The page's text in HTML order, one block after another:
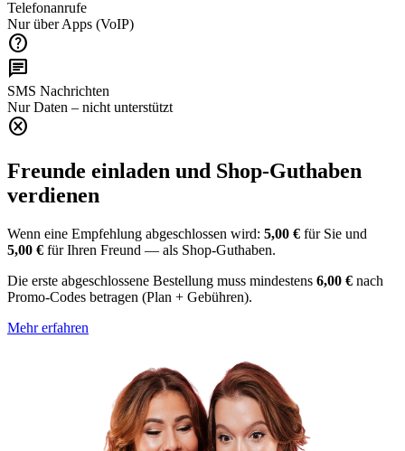
Telefonanrufe
Nur über Apps (VoIP)
help
chat
SMS Nachrichten
Nur Daten – nicht unterstützt
cancel
Freunde einladen und Shop-Guthaben
verdienen
Wenn eine Empfehlung abgeschlossen wird: 5,00 € für Sie und
5,00 € für Ihren Freund — als Shop-Guthaben.
Die erste abgeschlossene Bestellung muss mindestens 6,00 € nach
Promo-Codes betragen (Plan + Gebühren).
Mehr erfahren